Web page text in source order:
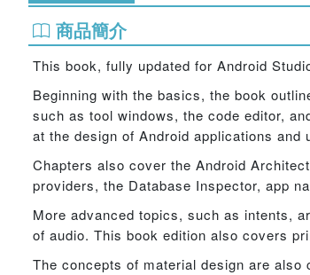
商品簡介
This book, fully updated for Android
Beginning with the basics, the book
such as tool windows, the code editor,
at the design of Android applications
Chapters also cover the Android
providers, the Database Inspector, app
More advanced topics, such as intents,
of audio. This book edition also covers
The concepts of material design are